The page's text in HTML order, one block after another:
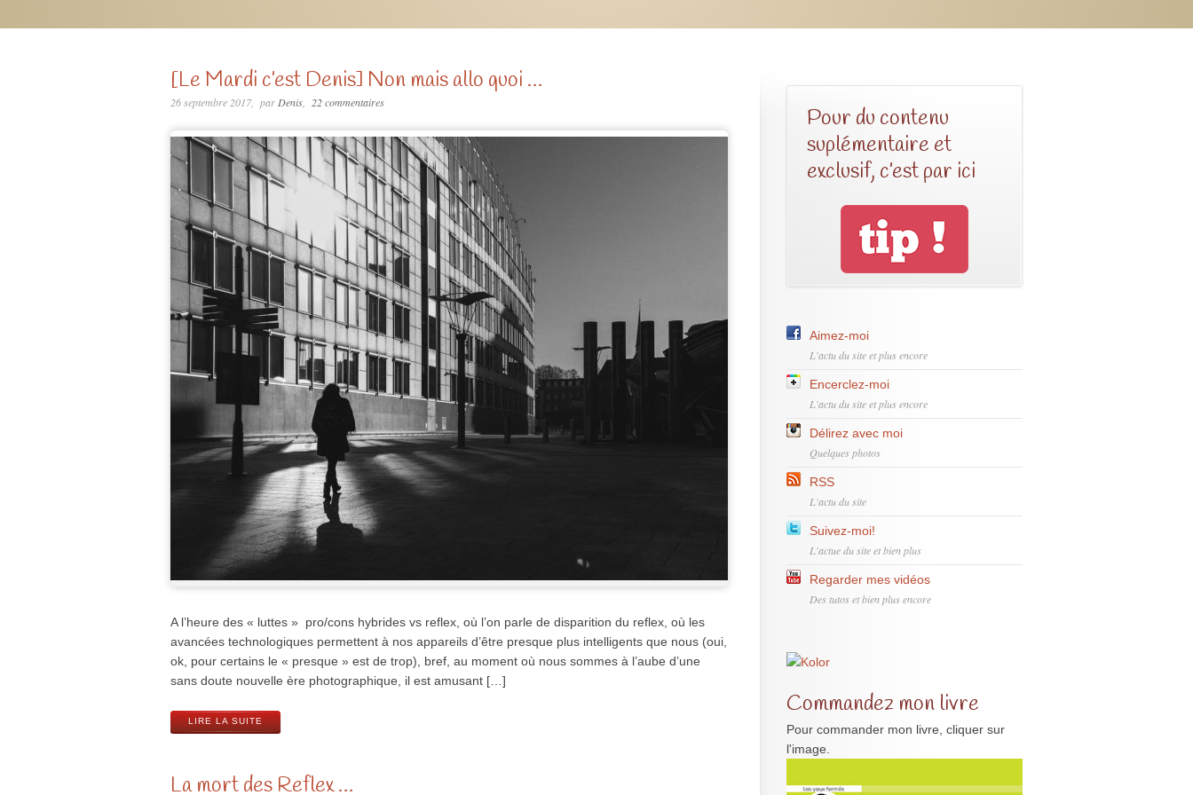
[Le Mardi c’est Denis] Non mais allo quoi …
26 septembre 2017 par Denis 22 commentaires
A l’heure des « luttes » pro/cons hybrides vs reflex, où l’on parle de disparition du reflex, où les
avancées technologiques permettent à nos appareils d’être presque plus intelligents que nous (oui,
ok, pour certains le « presque » est de trop), bref, au moment où nous sommes à l’aube d’une
sans doute nouvelle ère photographique, il est amusant […]
LIRE LA SUITE
La mort des Reflex …
Pour du contenu
suplémentaire et
exclusif, c’est par ici
Aimez-moi
L'actu du site et plus encore
Encerclez-moi
L'actu du site et plus encore
Délirez avec moi
Quelques photos
RSS
L'actu du site
Suivez-moi!
L'actue du site et bien plus
Regarder mes vidéos
Des tutos et bien plus encore
Commandez mon livre
Pour commander mon livre, cliquer sur
l'image.